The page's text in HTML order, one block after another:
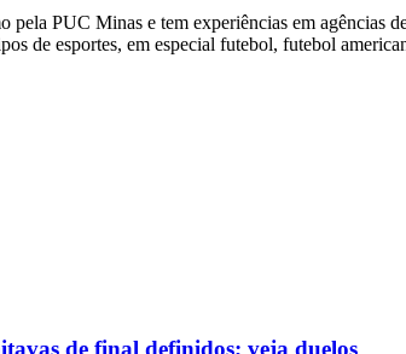
PUC Minas e tem experiências em agências
de esportes, em especial futebol, futebol
de final definidos; veja duelos